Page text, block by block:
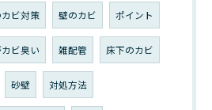
ビ対策 壁のカビ ポイント
ビ臭い 雑配管 床下のカビ
砂壁 対処方法